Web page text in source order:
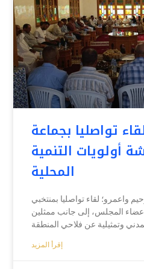
تواصليا بجماعة
أولويات التنمية
المحلية
واعمرو؛ لقاء تواصليا بمنتخبي
المجلس، إلى جانب ممثلين
إقرأ المزيد